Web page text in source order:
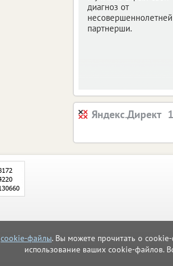
cookie-файлы. Вы можете прочитать о
использование ваших cookie-файлов.
диагноз от
несовершеннолетней
партнерши.
Яндекс.Директ